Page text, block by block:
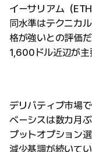
イーサリアム（
同水準はテクニカ
格が強いとの評価
1,600ドル近辺が主
デリバティブ市場
ベーシスは数カ月
プットオプション
減少基調が続いてい